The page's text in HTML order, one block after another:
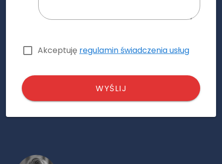
Akceptuję regulamin świadczenia usług
WYŚLIJ